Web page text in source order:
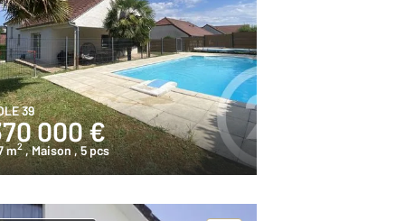
39
000 €
m2 , Maison , 5 pcs